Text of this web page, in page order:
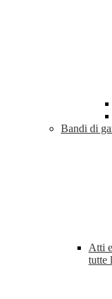
Bandi di
Atti
tutte